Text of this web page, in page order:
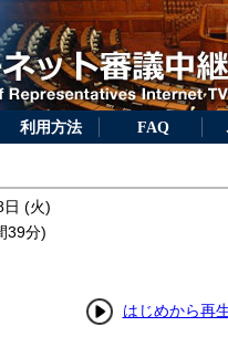
利用方法 FAQ
日 (火)
39分)
はじめから再